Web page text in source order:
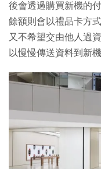
後會透過購買新機的
餘額則會以禮品卡方
又不希望交由他人過
以慢慢傳送資料到新